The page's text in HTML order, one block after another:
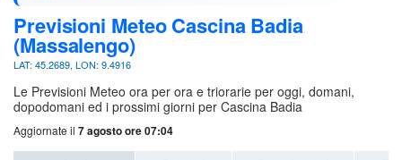
Previsioni Meteo Cascina Badia
(Massalengo)
LAT: 45.2689, LON: 9.4916
Le Previsioni Meteo ora per ora e triorarie per oggi, domani,
dopodomani ed i prossimi giorni per Cascina Badia
Aggiornate il 7 agosto ore 07:04